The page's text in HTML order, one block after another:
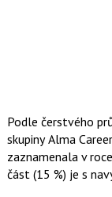
Podle čerstvého
skupiny Alma
zaznamenala v
část (15 %) je s